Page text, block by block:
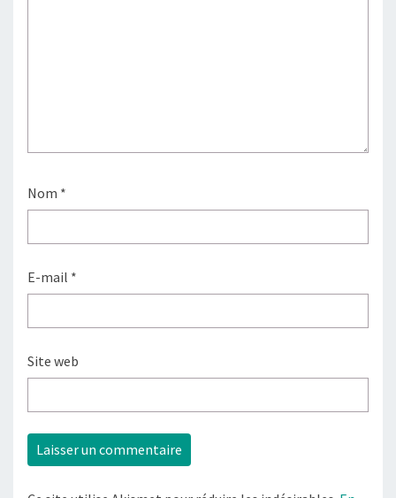
Nom *
E-mail *
Site web